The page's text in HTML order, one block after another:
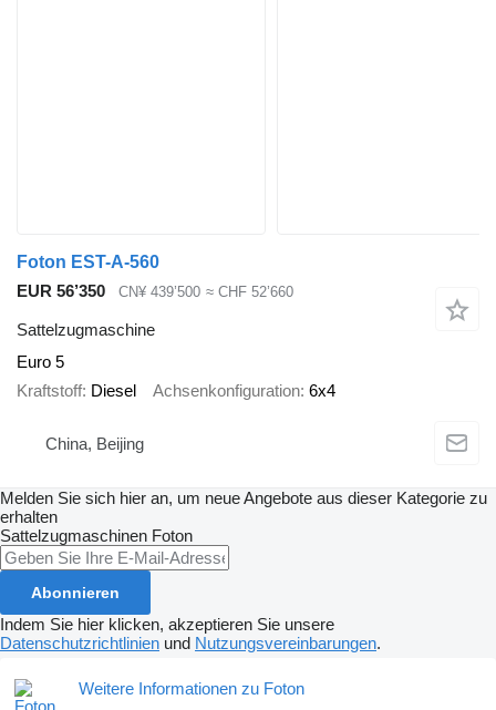
Foton EST-A-560
EUR 56’350
CN¥ 439’500 ≈ CHF 52’660
Sattelzugmaschine
Euro 5
Kraftstoff Diesel Achsenkonfiguration 6x4
China, Beijing
Melden Sie sich hier an, um neue Angebote aus dieser Kategorie zu
erhalten
Sattelzugmaschinen Foton
Abonnieren
Indem Sie hier klicken, akzeptieren Sie unsere
Datenschutzrichtlinien und Nutzungsvereinbarungen.
Weitere Informationen zu Foton